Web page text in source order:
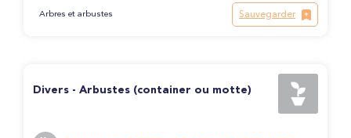
Arbres et arbustes Sauvegarder
Divers - Arbustes (container ou motte)